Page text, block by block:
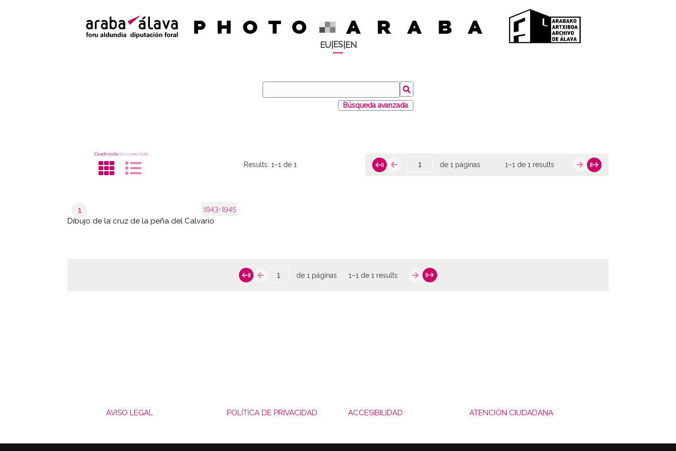
EU| ES| EN
Búsqueda avanzada
CuadrículaVer como lista
Results:1–1 de 1 de 1 páginas 1–1 de 1 results
1943-1945
1
Dibujo de la cruz de la peña del Calvario
de 1 páginas 1–1 de 1 results
AVISO LEGAL POLÍTICA DE PRIVACIDAD ACCESIBILIDAD ATENCIÓN CIUDADANA